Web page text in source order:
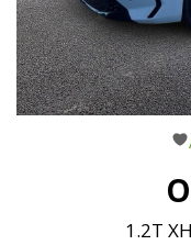
1.2T